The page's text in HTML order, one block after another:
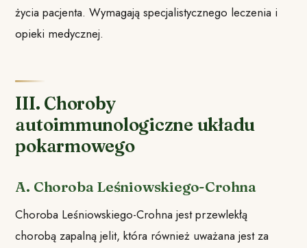
życia pacjenta. Wymagają specjalistycznego leczenia i
opieki medycznej.
III. Choroby
autoimmunologiczne układu
pokarmowego
A. Choroba Leśniowskiego-Crohna
Choroba Leśniowskiego-Crohna jest przewlekłą
chorobą zapalną jelit, która również uważana jest za